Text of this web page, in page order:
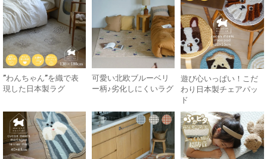
”わんちゃん”を織で表
現した日本製ラグ
可愛い北欧ブルーベリ
ー柄♪劣化しにくいラグ
遊び心いっぱい！こだ
わり日本製チェアパッ
ド